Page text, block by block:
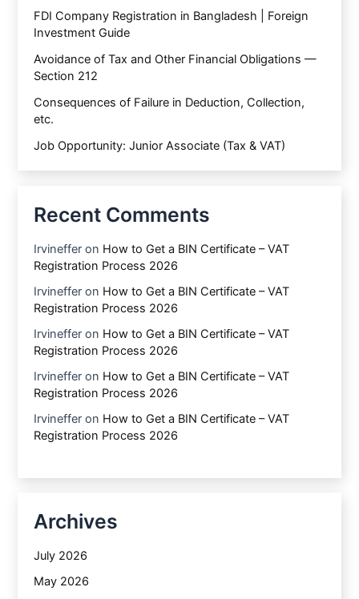
FDI Company Registration in Bangladesh | Foreign
Investment Guide
Avoidance of Tax and Other Financial Obligations —
Section 212
Consequences of Failure in Deduction, Collection,
etc.
Job Opportunity: Junior Associate (Tax & VAT)
Recent Comments
Irvineffer on How to Get a BIN Certificate – VAT
Registration Process 2026
Irvineffer on How to Get a BIN Certificate – VAT
Registration Process 2026
Irvineffer on How to Get a BIN Certificate – VAT
Registration Process 2026
Irvineffer on How to Get a BIN Certificate – VAT
Registration Process 2026
Irvineffer on How to Get a BIN Certificate – VAT
Registration Process 2026
Archives
July 2026
May 2026